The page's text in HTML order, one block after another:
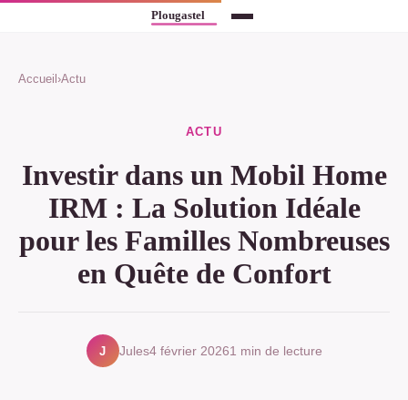
Accueil ›Actu
ACTU
Investir dans un Mobil Home
IRM : La Solution Idéale
pour les Familles Nombreuses
en Quête de Confort
J Jules4 février 20261 min de lecture